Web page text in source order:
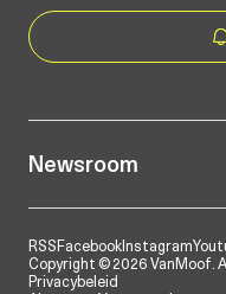
Newsroom
RSSFacebookInstagram
Copyright © 2026 VanMoof.
Privacybeleid